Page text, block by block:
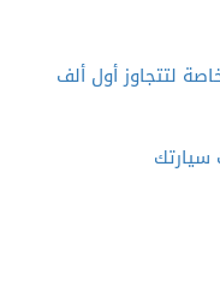
لتتجاوز أول ألف
سيارتك